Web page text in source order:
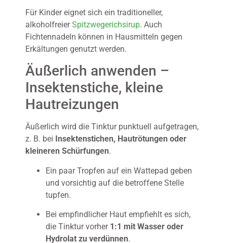
Für Kinder eignet sich ein traditioneller,
alkoholfreierSpitzwegerichsirup. Auch
Fichtennadeln können in Hausmitteln gegen
Erkältungen genutzt werden.
Äußerlich anwenden –
Insektenstiche, kleine
Hautreizungen
Äußerlich wird die Tinktur punktuell aufgetragen,
z. B. bei Insektenstichen, Hautrötungen oder
kleineren Schürfungen.
Ein paar Tropfen auf ein Wattepad geben
und vorsichtig auf die betroffene Stelle
tupfen.
Bei empfindlicher Haut empfiehlt es sich,
die Tinktur vorher 1:1 mit Wasser oder
Hydrolat zu verdünnen.